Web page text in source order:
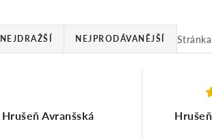
Stránka
NEJDRAŽŠÍ NEJPRODÁVANĚJŠÍ
Hrušeň Avranšská